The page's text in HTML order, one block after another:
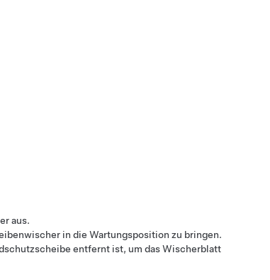
aus.
in die Wartungsposition zu bringen.
entfernt ist, um das Wischerblatt